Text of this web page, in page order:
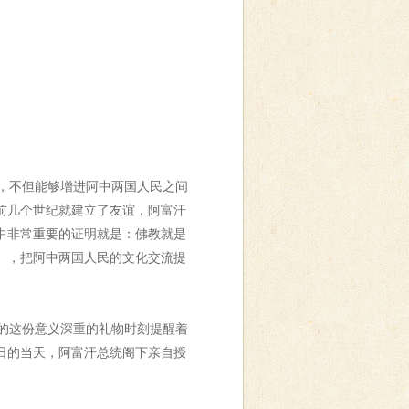
不但能够增进阿中两国人民之间
几个世纪就建立了友谊，阿富汗
非常重要的证明就是：佛教就是
，把阿中两国人民的文化交流提
份意义深重的礼物时刻提醒着
的当天，阿富汗总统阁下亲自授